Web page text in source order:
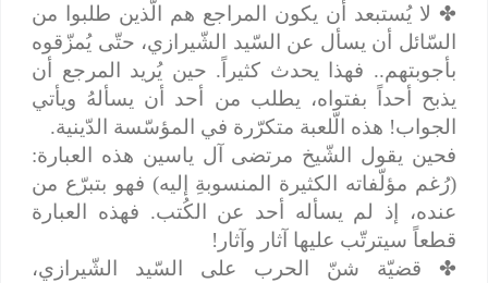
✤لا يُستبعد أن يكون المراجع هم الّذين طلبوا من
السّائل أن يسأل عن السّيد الشّيرازي، حتّى يُمزّقوه
بأجوبتهم.. فهذا يحدث كثيراً. حين يُريد المرجع أن
يذبح أحداً بفتواه، يطلب من أحد أن يسألهُ ويأتي
الجواب! هذه الّلعبة متكرّرة في المؤسّسة الدّينية.
فحين يقول الشّيخ مرتضى آل ياسين هذه العبارة:
(رُغم مؤلّفاته الكثيرة المنسوبةِ إليه) فهو بتبرّع من
عنده، إذ لم يسأله أحد عن الكُتب. فهذه العبارة
قطعاً سيترتّب عليها آثار وآثار!
✤قضيّة شنّ الحرب على السّيد الشّيرازي،